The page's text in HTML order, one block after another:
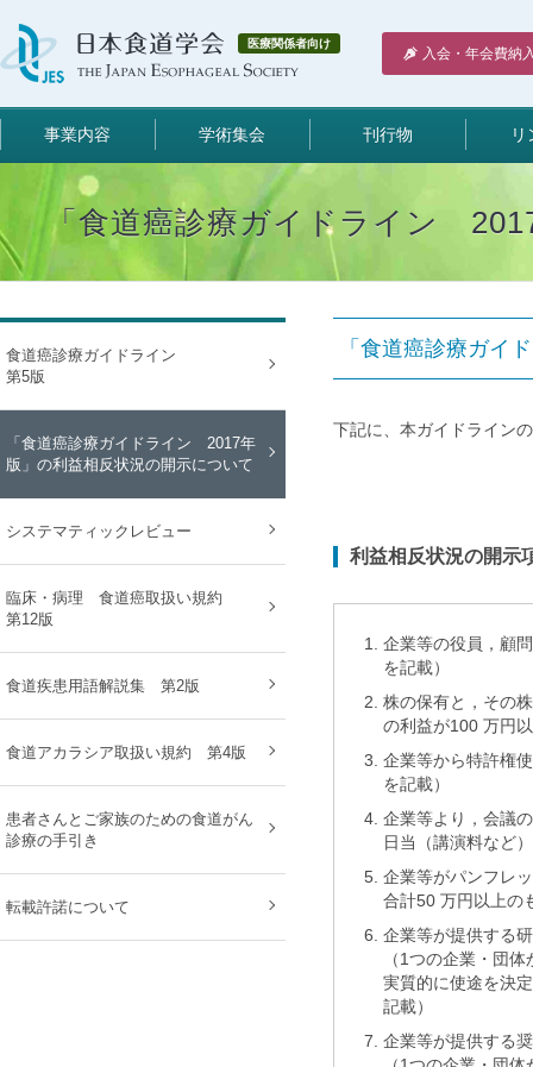
医療関係者向け
入会・年会費納
事業内容 学術集会 刊行物 リ
「食道癌診療ガイドライン
「食道癌診療ガイ
下記に、本ガイドライン
利益相反状況の開示
1.
企業等の役員，顧
を記載）
2. 株の保有と，その
の利益が100 万円
3. 企業等から特許権
を記載）
4. 企業等より，会議
日当（講演料など
5. 企業等がパンフレ
合計50 万円以上の
6. 企業等が提供する
（1つの企業・団
実質的に使途を決
記載）
7. 企業等が提供する
食道癌診療ガイドライン
第5版
「食道癌診療ガイドライン 2017年
版」の利益相反状況の開示について
システマティックレビュー
臨床・病理 食道癌取扱い規約
第12版
食道疾患用語解説集 第2版
食道アカラシア取扱い規約 第4版
患者さんとご家族のための食道がん
診療の手引き
転載許諾について